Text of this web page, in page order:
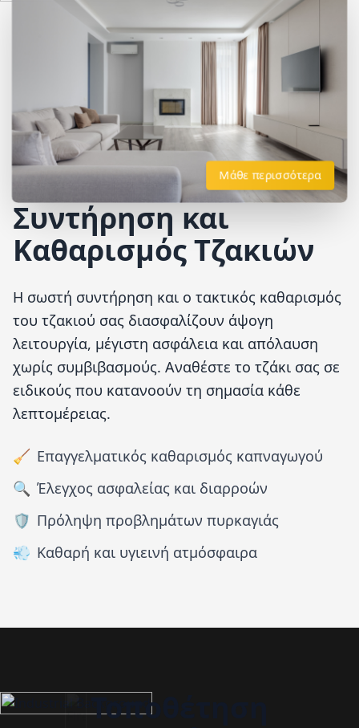
Μάθε περισσότερα
Συντήρηση και
Καθαρισμός Τζακιών
Η σωστή συντήρηση και ο τακτικός καθαρισμός
του τζακιού σας διασφαλίζουν άψογη
λειτουργία, μέγιστη ασφάλεια και απόλαυση
χωρίς συμβιβασμούς. Αναθέστε το τζάκι σας σε
ειδικούς που κατανοούν τη σημασία κάθε
λεπτομέρειας.
🧹 Επαγγελματικός καθαρισμός καπναγωγού
🔍 Έλεγχος ασφαλείας και διαρροών
🛡️ Πρόληψη προβλημάτων πυρκαγιάς
💨 Καθαρή και υγιεινή ατμόσφαιρα
Τοποθέτηση